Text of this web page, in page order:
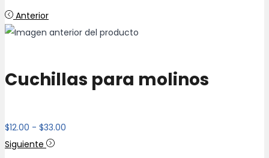
Anterior
Cuchillas para molinos
$12.00 - $33.00
Siguiente